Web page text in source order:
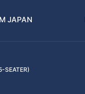
JAPAN
SEATER)